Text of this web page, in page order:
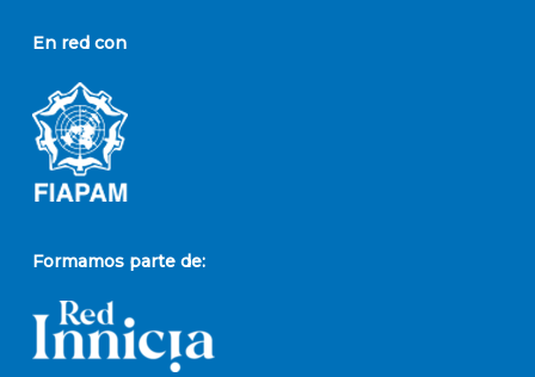
En red con
Formamos parte de: